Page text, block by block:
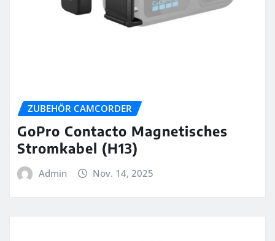
ZUBEHÖR CAMCORDER
GoPro Contacto Magnetisches
Stromkabel (H13)
Admin Nov. 14, 2025